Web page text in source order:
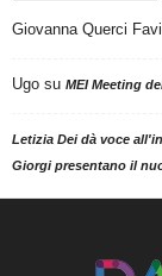
Giovanna Querci
Ugo su MEI Meeting
Letizia Dei dà voce
Giorgi presentano il